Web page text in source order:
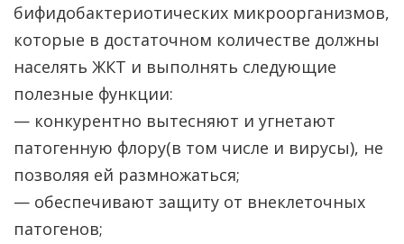
бифидобактериотических микроорганизмов,
которые в достаточном количестве должны
населять ЖКТ и выполнять следующие
полезные функции:
— конкурентно вытесняют и угнетают
патогенную флору(в том числе и вирусы), не
позволяя ей размножаться;
— обеспечивают защиту от внеклеточных
патогенов;